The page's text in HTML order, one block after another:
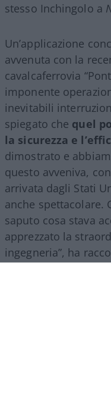
stesso Inchingolo a
Un’applicazione
avvenuta con la
cavalcaferrovia
imponente
inevitabili
spiegato che quel
la sicurezza e
dimostrato e
questo avveniva,
arrivata dagli Stati
anche spettacolare.
saputo cosa stava
apprezzato la
ingegneria”, ha